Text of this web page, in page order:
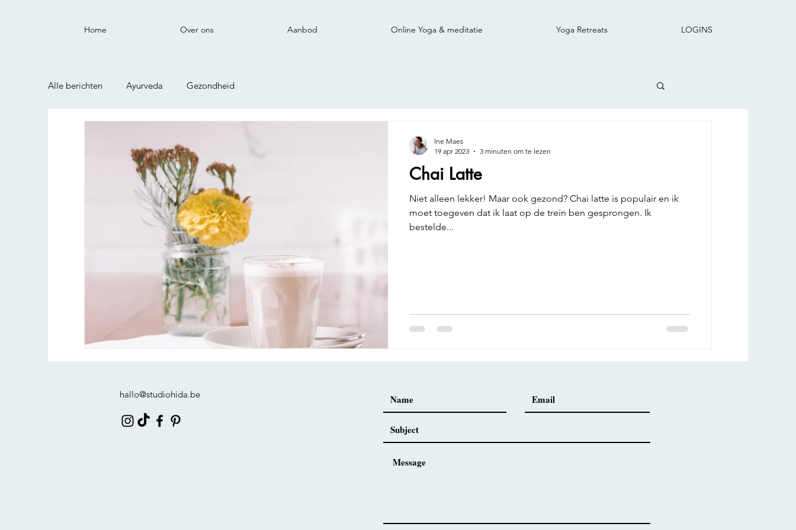
Home Over ons Aanbod Online Yoga & meditatie Yoga Retreats LOGINS
Alle berichten Ayurveda Gezondheid
Chai Latte
Niet alleen lekker! Maar ook gezond? Chai latte is populair en ik
moet toegeven dat ik laat op de trein ben gesprongen. Ik
bestelde...
Ine Maes
19 apr 2023
3 minuten om te lezen
hallo@studiohida.be